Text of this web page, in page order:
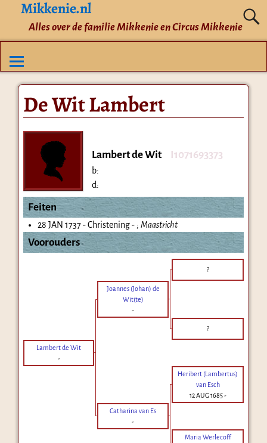
Mikkenie.nl
Alles over de familie Mikkenie en Circus Mikkenie
De Wit Lambert
Lambert de Wit I1071693373
b:
d:
Feiten
28 JAN 1737 - Christening - ; Maastricht
Voorouders
?
Joannes (Johan) de
Wit(te)
-
?
Lambert de Wit
-
Heribert (Lambertus)
van Esch
12 AUG 1685-
Catharina van Es
-
Maria Werlecoff